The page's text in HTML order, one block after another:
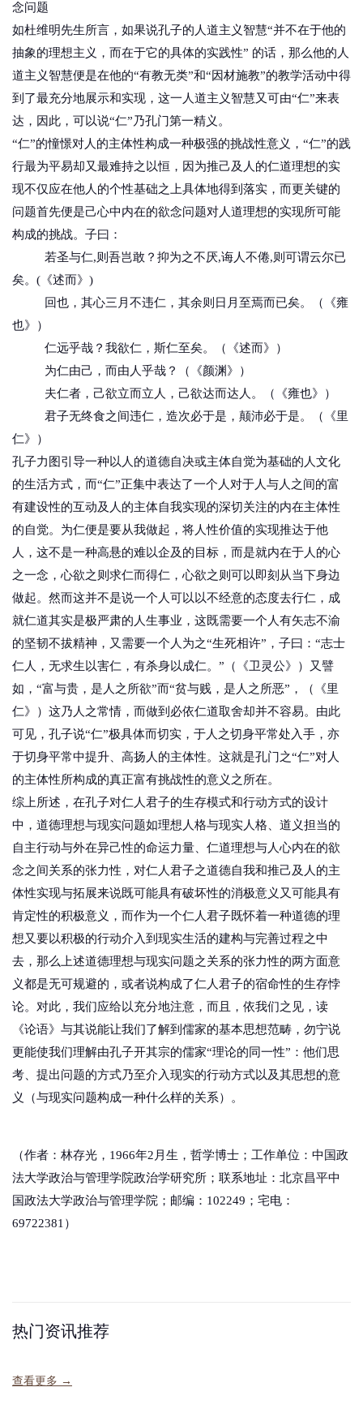
念问题
如杜维明先生所言，如果说孔子的人道主义智慧“并不在于他的
抽象的理想主义，而在于它的具体的实践性” 的话，那么他的人
道主义智慧便是在他的“有教无类”和“因材施教”的教学活动中得
到了最充分地展示和实现，这一人道主义智慧又可由“仁”来表
达，因此，可以说“仁”乃孔门第一精义。
“仁”的憧憬对人的主体性构成一种极强的挑战性意义，“仁”的践
行最为平易却又最难持之以恒，因为推己及人的仁道理想的实
现不仅应在他人的个性基础之上具体地得到落实，而更关键的
问题首先便是己心中内在的欲念问题对人道理想的实现所可能
构成的挑战。子曰：
若圣与仁,则吾岂敢？抑为之不厌,诲人不倦,则可谓云尔已
矣。(《述而》)
回也，其心三月不违仁，其余则日月至焉而已矣。（《雍
也》）
仁远乎哉？我欲仁，斯仁至矣。（《述而》）
为仁由己，而由人乎哉？（《颜渊》）
夫仁者，己欲立而立人，己欲达而达人。（《雍也》）
君子无终食之间违仁，造次必于是，颠沛必于是。（《里
仁》）
孔子力图引导一种以人的道德自决或主体自觉为基础的人文化
的生活方式，而“仁”正集中表达了一个人对于人与人之间的富
有建设性的互动及人的主体自我实现的深切关注的内在主体性
的自觉。为仁便是要从我做起，将人性价值的实现推达于他
人，这不是一种高悬的难以企及的目标，而是就内在于人的心
之一念，心欲之则求仁而得仁，心欲之则可以即刻从当下身边
做起。然而这并不是说一个人可以以不经意的态度去行仁，成
就仁道其实是极严肃的人生事业，这既需要一个人有矢志不渝
的坚韧不拔精神，又需要一个人为之“生死相许”，子曰：“志士
仁人，无求生以害仁，有杀身以成仁。”（《卫灵公》）又譬
如，“富与贵，是人之所欲”而“贫与贱，是人之所恶”，（《里
仁》）这乃人之常情，而做到必依仁道取舍却并不容易。由此
可见，孔子说“仁”极具体而切实，于人之切身平常处入手，亦
于切身平常中提升、高扬人的主体性。这就是孔门之“仁”对人
的主体性所构成的真正富有挑战性的意义之所在。
综上所述，在孔子对仁人君子的生存模式和行动方式的设计
中，道德理想与现实问题如理想人格与现实人格、道义担当的
自主行动与外在异己性的命运力量、仁道理想与人心内在的欲
念之间关系的张力性，对仁人君子之道德自我和推己及人的主
体性实现与拓展来说既可能具有破坏性的消极意义又可能具有
肯定性的积极意义，而作为一个仁人君子既怀着一种道德的理
想又要以积极的行动介入到现实生活的建构与完善过程之中
去，那么上述道德理想与现实问题之关系的张力性的两方面意
义都是无可规避的，或者说构成了仁人君子的宿命性的生存悖
论。对此，我们应给以充分地注意，而且，依我们之见，读
《论语》与其说能让我们了解到儒家的基本思想范畴，勿宁说
更能使我们理解由孔子开其宗的儒家“理论的同一性”：他们思
考、提出问题的方式乃至介入现实的行动方式以及其思想的意
义（与现实问题构成一种什么样的关系）。
（作者：林存光，1966年2月生，哲学博士；工作单位：中国政
法大学政治与管理学院政治学研究所；联系地址：北京昌平中
国政法大学政治与管理学院；邮编：102249；宅电：
69722381）
热门资讯推荐
查看更多 →